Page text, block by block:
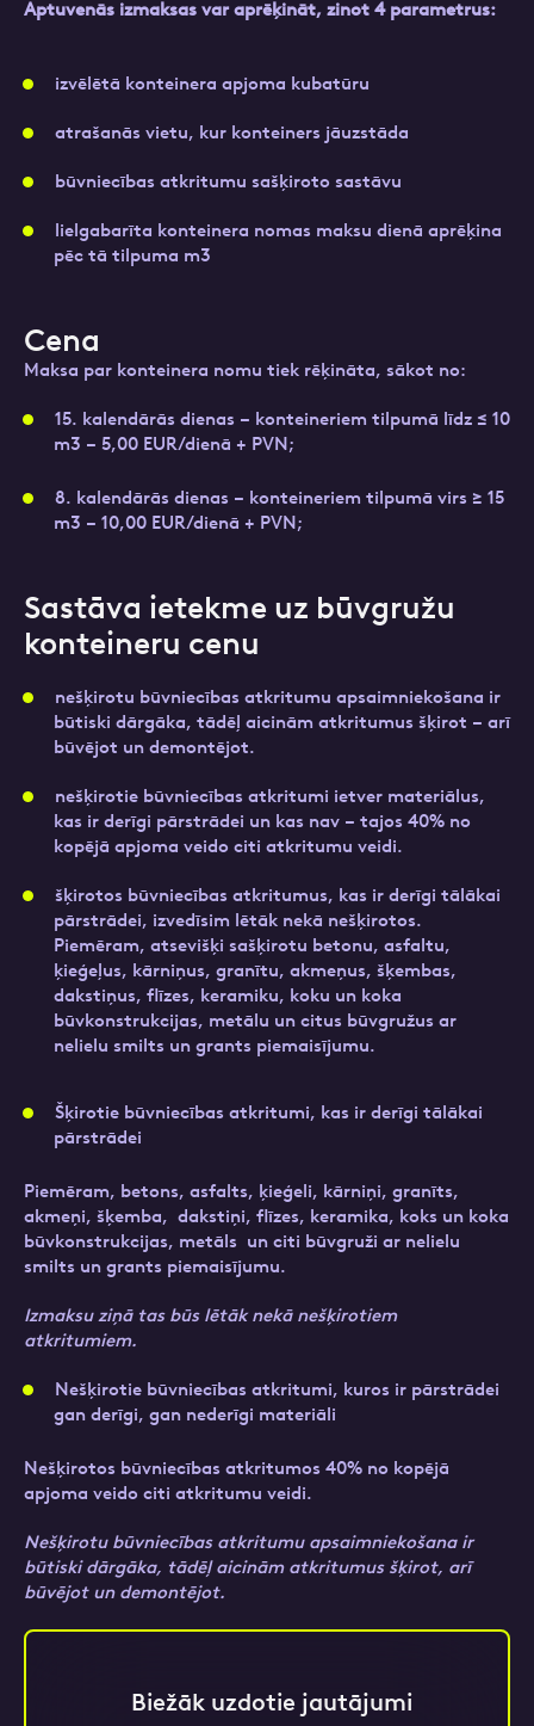
Aptuvenās izmaksas var aprēķināt, zinot 4 parametrus:
izvēlētā konteinera apjoma kubatūru
atrašanās vietu, kur konteiners jāuzstāda
būvniecības atkritumu sašķiroto sastāvu
lielgabarīta konteinera nomas maksu dienā aprēķina
pēc tā tilpuma m3
Cena
Maksa par konteinera nomu tiek rēķināta, sākot no:
15. kalendārās dienas – konteineriem tilpumā līdz ≤ 10
m3 – 5,00 EUR/dienā + PVN;
8. kalendārās dienas – konteineriem tilpumā virs ≥ 15
m3 – 10,00 EUR/dienā + PVN;
Sastāva ietekme uz būvgružu
konteineru cenu
nešķirotu būvniecības atkritumu apsaimniekošana ir
būtiski dārgāka, tādēļ aicinām atkritumus šķirot – arī
būvējot un demontējot.
nešķirotie būvniecības atkritumi ietver materiālus,
kas ir derīgi pārstrādei un kas nav – tajos 40% no
kopējā apjoma veido citi atkritumu veidi.
šķirotos būvniecības atkritumus, kas ir derīgi tālākai
pārstrādei, izvedīsim lētāk nekā nešķirotos.
Piemēram, atsevišķi sašķirotu betonu, asfaltu,
ķieģeļus, kārniņus, granītu, akmeņus, šķembas,
dakstiņus, flīzes, keramiku, koku un koka
būvkonstrukcijas, metālu un citus būvgružus ar
nelielu smilts un grants piemaisījumu.
Šķirotie būvniecības atkritumi, kas ir derīgi tālākai
pārstrādei
Piemēram, betons, asfalts, ķieģeli, kārniņi, granīts,
akmeņi, šķemba, dakstiņi, flīzes, keramika, koks un koka
būvkonstrukcijas, metāls un citi būvgruži ar nelielu
smilts un grants piemaisījumu.
Izmaksu ziņā tas būs lētāk nekā nešķirotiem
atkritumiem.
Nešķirotie būvniecības atkritumi, kuros ir pārstrādei
gan derīgi, gan nederīgi materiāli
Nešķirotos būvniecības atkritumos 40% no kopējā
apjoma veido citi atkritumu veidi.
Nešķirotu būvniecības atkritumu apsaimniekošana ir
būtiski dārgāka, tādēļ aicinām atkritumus šķirot, arī
būvējot un demontējot.
Biežāk uzdotie jautājumi
Kontakttālrunis
Fails
Aizpildi pieteikuma formu un mēs ar jums
sazināsimies
privātuma politika
Uzņēmumiem
Turpināt
“Nomales” īsteno…
Skatīt vairāk
Kontakttālrunis
Pieteikuma vēstule
piemērotāko konteinera izmēru.